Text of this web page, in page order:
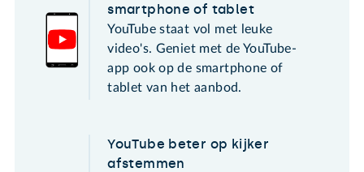
smartphone of tablet
YouTube staat vol met leuke
video's. Geniet met de YouTube-
app ook op de smartphone of
tablet van het aanbod.
YouTube beter op kijker
afstemmen